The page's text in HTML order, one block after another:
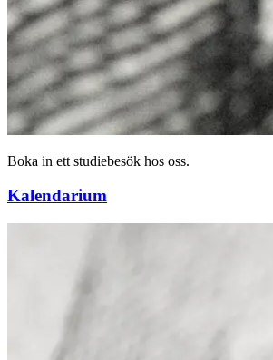
Boka in ett studiebesök hos oss.
Kalendarium